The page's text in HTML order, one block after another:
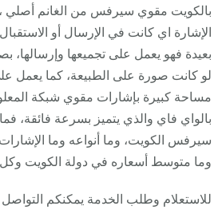
بالكويت مقوي سيرفس من الغانم أصلي
الإشارة اي كانت في الإرسال أو
بعيدة فهو يعمل على تجميعها وإرسالها،
لو كانت صورة على الطبيعة، كما يعمل
مساحة كبيرة بإشارات مقوي شبكة
بالواي فاي والذي يتميز بسرعة فائقة،
سيرفس الكويت، وما أنواعه وما
وما متوسط أسعاره في دولة الكويت
للاستعلام وطلب الخدمة يمكنكم التواصل